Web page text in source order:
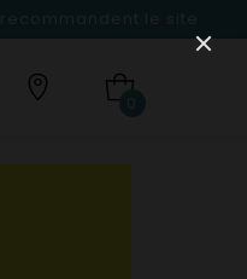
recommandent le site
0